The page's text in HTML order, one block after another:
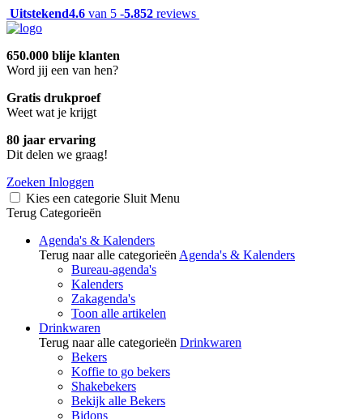
Uitstekend4.6 van 5 -5.852 reviews
650.000 blije klanten
Word jij een van hen?
Gratis drukproef
Weet wat je krijgt
80 jaar ervaring
Dit delen we graag!
Zoeken Inloggen
Kies een categorie Sluit Menu
Terug Categorieën
Agenda's & Kalenders
Terug naar alle categorieën Agenda's & Kalenders
Bureau-agenda's
Kalenders
Zakagenda's
Toon alle artikelen
Drinkwaren
Terug naar alle categorieën Drinkwaren
Bekers
Koffie to go bekers
Shakebekers
Bekijk alle Bekers
Bidons